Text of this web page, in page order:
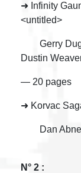
➜ Infinity
<untitled>
Gerry
Dustin
— 20 pages
➜ Korvac
Dan Abnett
N° 2 :